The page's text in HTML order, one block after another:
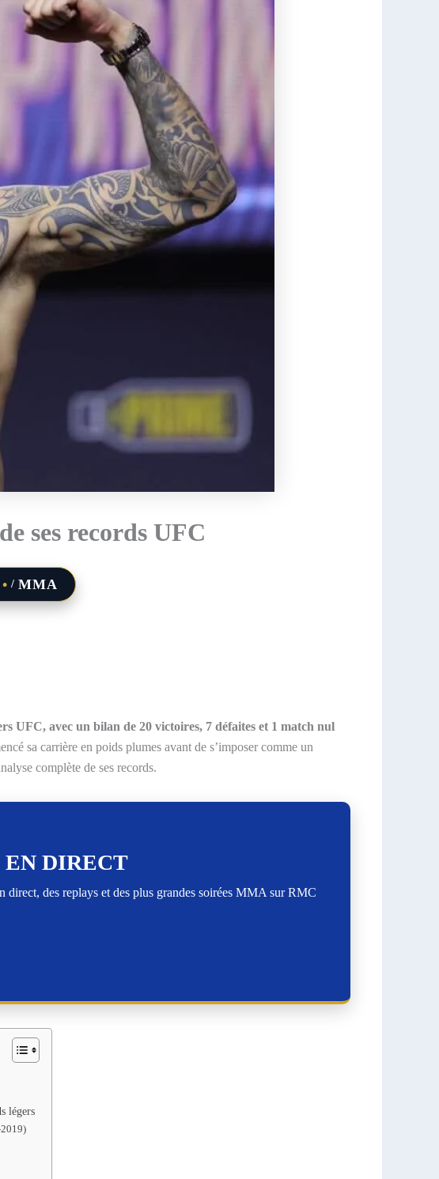
ses records UFC
/ MMA
UFC, avec un bilan de 20 victoires, 7 défaites et 1 match nul
sa carrière en poids plumes avant de s’imposer comme un
complète de ses records.
EN DIRECT
des replays et des plus grandes soirées MMA sur RMC
légers